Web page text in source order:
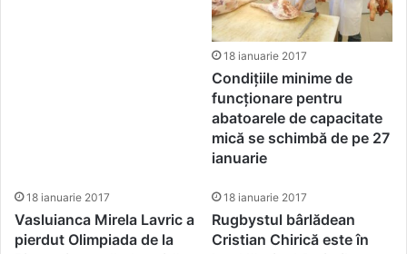
18 ianuarie 2017
Condițiile minime de
funcționare pentru
abatoarele de capacitate
mică se schimbă de pe 27
ianuarie
18 ianuarie 2017
Vasluianca Mirela Lavric a
pierdut Olimpiada de la
18 ianuarie 2017
Rugbystul bârlădean
Cristian Chirică este în